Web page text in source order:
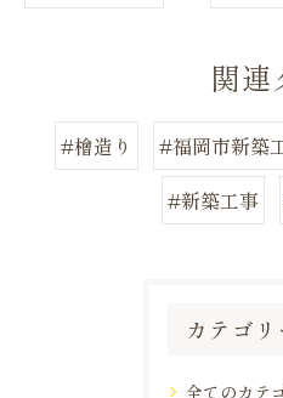
関連
#檜造り #福岡市新築
#新築工事
カテゴリ
全てのカテ